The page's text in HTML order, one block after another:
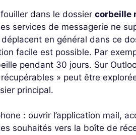
dans le dossier corbeille
services de messagerie ne
en général dans ce
facile est possible. Par
pendant 30 jours. Sur
» peut être
principal.
: ouvrir l’application mail,
souhaités vers la boîte de